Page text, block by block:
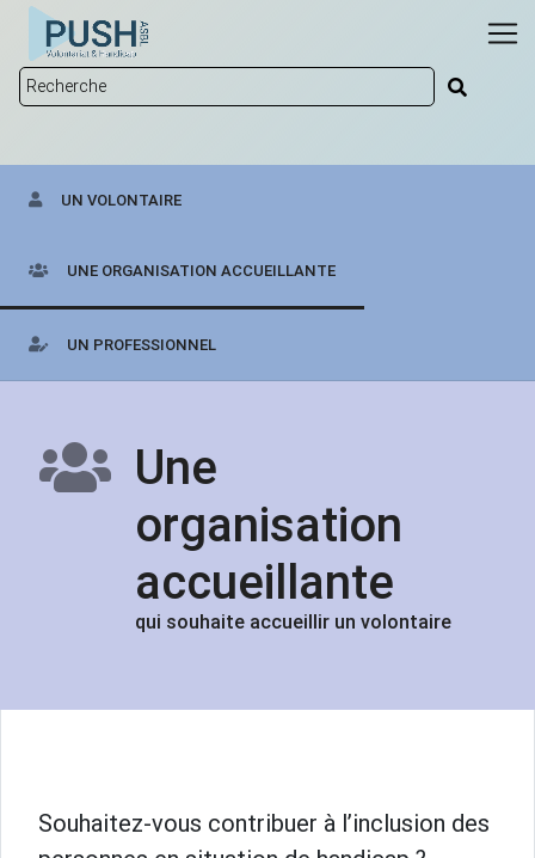
UN VOLONTAIRE
UNE ORGANISATION ACCUEILLANTE
UN PROFESSIONNEL
Une
organisation
accueillante
qui souhaite accueillir un volontaire
Souhaitez-vous contribuer à l’inclusion des